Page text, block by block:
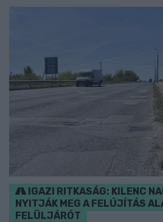
IGAZI RITKASÁG: KILENC
NYITJÁK MEG A FELÚJÍTÁS
FELÜLJÁRÓT